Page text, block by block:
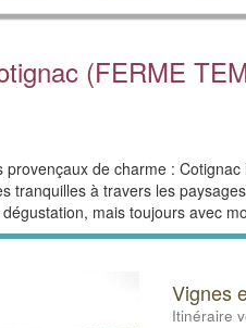
(FERME
de charme :
tranquilles à travers les
mais toujours avec
Vignes
Itinéraire